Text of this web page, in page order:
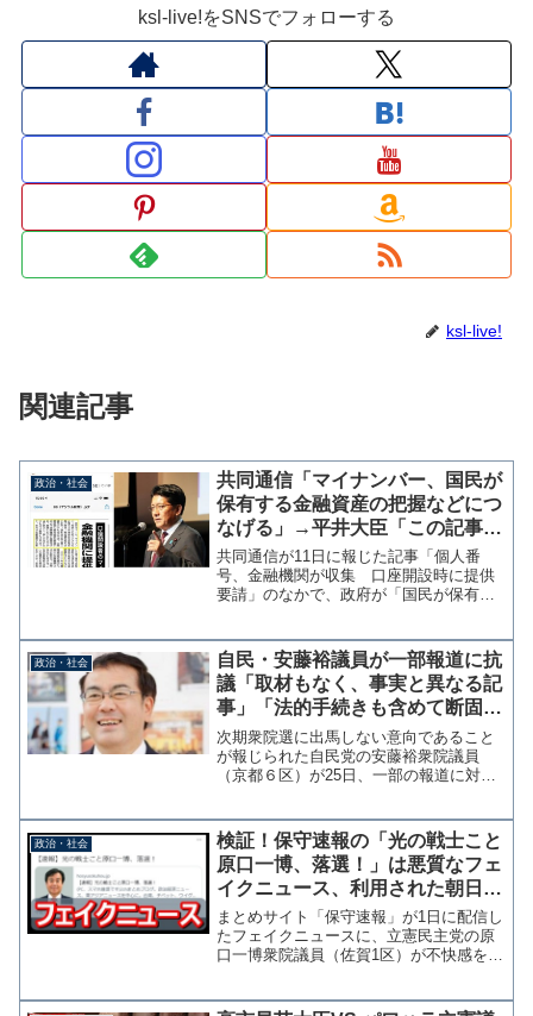
ksl-live!をSNSでフォローする
ksl-live!
関連記事
政治・社会
共同通信「マイナンバー、国民が
保有する金融資産の把握などにつ
なげる」→平井大臣「この記事は
ミスリード、訂正を求めます」
共同通信が11日に報じた記事「個人番
号、金融機関が収集 口座開設時に提供
要請」のなかで、政府が「国民が保有す
担当相は「共同通信のこの記事はミスリ
ードです。政府による金融...
政治・社会
自民・安藤裕議員が一部報道に抗
議「取材もなく、事実と異なる記
事」「法的手続きも含めて断固た
る対応を取る」
次期衆院選に出馬しない意向であること
が報じられた自民党の安藤裕衆院議員
（京都６区）が25日、一部の報道に対し
事について。私への取材もなく、また事
実と完全に異なる記事は看...
政治・社会
検証！保守速報の「光の戦士こと
原口一博、落選！」は悪質なフェ
イクニュース、利用された朝日新
聞デジタルのスクショも誤り
まとめサイト「保守速報」が1日に配信し
たフェイクニュースに、立憲民主党の原
口一博衆院議員（佐賀1区）が不快感を露
November 2, 2021 原...